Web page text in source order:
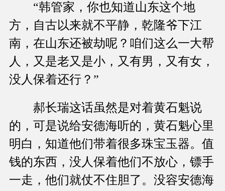
“韩管家，你也知道山东这个地
方，自古以来就不平静，乾隆爷下江
南，在山东还被劫呢？咱们这么一大帮
人，又是老又是小，又有男，又有女，
没人保着还行？”
郝长瑞这话虽然是对着黄石魁说
的，可是说给安德海听的，黄石魁心里
明白，知道他们带着很多珠宝玉器。值
钱的东西，没人保着他们不放心，镖手
一走，他们就仗不住胆了。没容安德海